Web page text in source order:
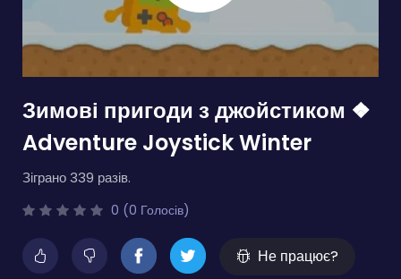
Зимові пригоди з джойстиком ❖
Adventure Joystick Winter
Зіграно 339 разів.
0 (0 Голосів)
Не працює?